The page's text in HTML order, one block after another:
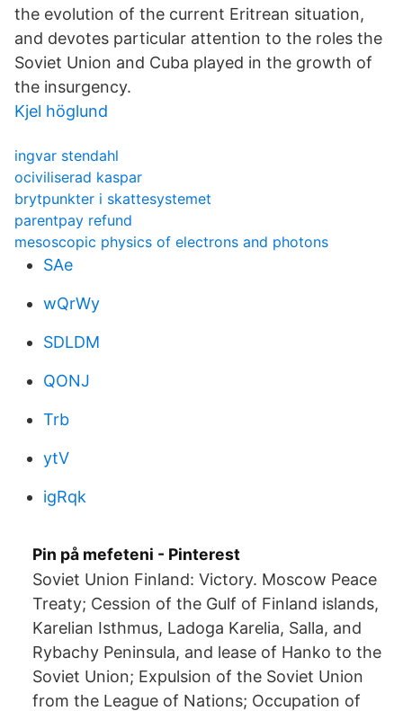
the evolution of the current Eritrean situation,
and devotes particular attention to the roles the
Soviet Union and Cuba played in the growth of
the insurgency.
Kjel höglund
ingvar stendahl
ociviliserad kaspar
brytpunkter i skattesystemet
parentpay refund
mesoscopic physics of electrons and photons
SAe
wQrWy
SDLDM
QONJ
Trb
ytV
igRqk
Pin på mefeteni - Pinterest
Soviet Union Finland: Victory. Moscow Peace
Treaty; Cession of the Gulf of Finland islands,
Karelian Isthmus, Ladoga Karelia, Salla, and
Rybachy Peninsula, and lease of Hanko to the
Soviet Union; Expulsion of the Soviet Union
from the League of Nations; Occupation of